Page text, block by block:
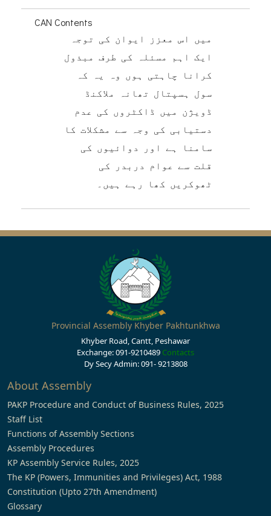
CAN Contents
میں اس معزز ایوان کی توجہ
ایک اہم مسئلہ کی طرف مبذول
کرانا چاہتی ہوں وہ یہ کہ
سول ہسپتال تھانہ ملاکنڈ
ڈویژن میں ڈاکٹروں کی عدم
دستیابی کی وجہ سے مشکلات کا
سامنا ہے اور دوائیوں کی
قلت سے عوام دربدر کی
ٹھوکریں کھا رہے ہیں۔
Provincial Assembly Khyber Pakhtunkhwa
Khyber Road, Cantt, Peshawar
Exchange: 091-9210489 Contacts
Dy Secy Admin: 091- 9213808
About Assembly
PAKP Procedure and Conduct of Business Rules, 2025
Staff List
Functions of Assembly Sections
Assembly Procedures
KP Assembly Service Rules, 2025
The KP (Powers, Immunities and Privileges) Act, 1988
Constitution (Upto 27th Amendment)
Glossary